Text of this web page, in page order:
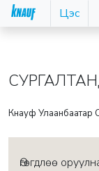
Цэс
Кнауф Улаанбаатар
Өгөгдлөө